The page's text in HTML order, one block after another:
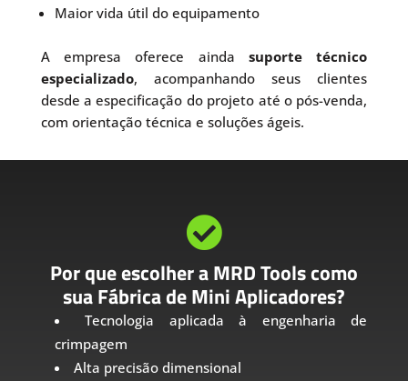
Maior vida útil do equipamento
A empresa oferece ainda suporte técnico
especializado, acompanhando seus clientes
desde a especificação do projeto até o pós-venda,
com orientação técnica e soluções ágeis.

Por que escolher a MRD Tools como
sua Fábrica de Mini Aplicadores?
Tecnologia aplicada à engenharia de
crimpagem
Alta precisão dimensional